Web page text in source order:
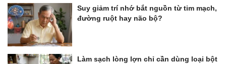
Suy giảm trí nhớ bắt nguồn từ tim mạch,
đường ruột hay não bộ?
Làm sạch lòng lợn chỉ cần dùng loại bột